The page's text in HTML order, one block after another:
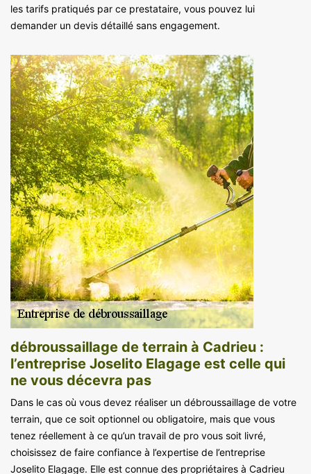
les tarifs pratiqués par ce prestataire, vous pouvez lui
demander un devis détaillé sans engagement.
débroussaillage de terrain à Cadrieu :
l’entreprise Joselito Elagage est celle qui
ne vous décevra pas
Dans le cas où vous devez réaliser un débroussaillage de votre
terrain, que ce soit optionnel ou obligatoire, mais que vous
tenez réellement à ce qu’un travail de pro vous soit livré,
choisissez de faire confiance à l’expertise de l’entreprise
Joselito Elagage. Elle est connue des propriétaires à Cadrieu